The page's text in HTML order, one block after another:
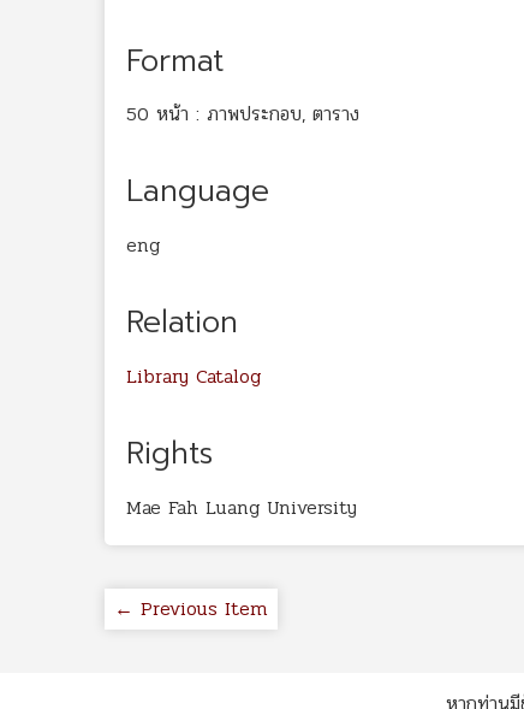
Format
50 หน้า : ภาพประกอบ, ตาราง
Language
eng
Relation
Library Catalog
Rights
Mae Fah Luang University
← Previous Item
หากท่านมี